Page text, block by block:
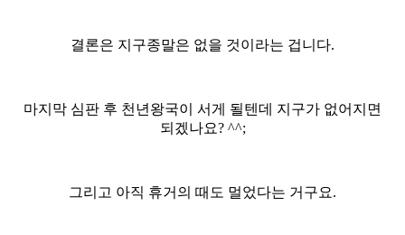
결론은 지구종말은 없을 것이라는 겁니다.
마지막 심판 후 천년왕국이 서게 될텐데 지구가 없어지면
되겠나요? ^^;
그리고 아직 휴거의 때도 멀었다는 거구요.